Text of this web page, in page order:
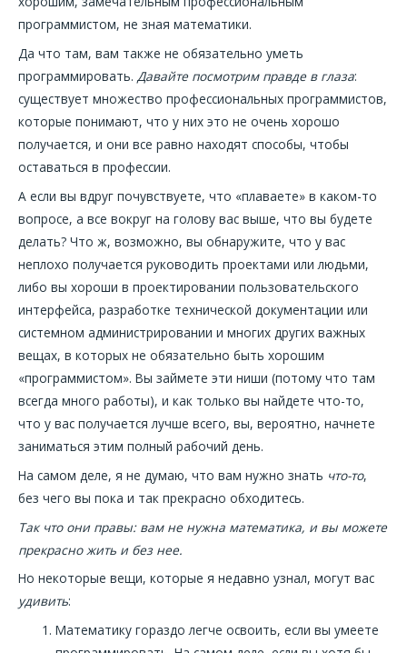
программистом, не зная математики.
Да что там, вам также не обязательно уметь
программировать. Давайте посмотрим правде в глаза:
существует множество профессиональных программистов,
которые понимают, что у них это не очень хорошо
получается, и они все равно находят способы, чтобы
оставаться в профессии.
А если вы вдруг почувствуете, что «плаваете» в каком-то
вопросе, а все вокруг на голову вас выше, что вы будете
делать? Что ж, возможно, вы обнаружите, что у вас
неплохо получается руководить проектами или людьми,
либо вы хороши в проектировании пользовательского
интерфейса, разработке технической документации или
системном администрировании и многих других важных
вещах, в которых не обязательно быть хорошим
«программистом». Вы займете эти ниши (потому что там
всегда много работы), и как только вы найдете что-то,
что у вас получается лучше всего, вы, вероятно, начнете
заниматься этим полный рабочий день.
На самом деле, я не думаю, что вам нужно знать что-то,
без чего вы пока и так прекрасно обходитесь.
Так что они правы: вам не нужна математика, и вы можете
прекрасно жить и без нее.
Но некоторые вещи, которые я недавно узнал, могут вас
удивить:
Математику гораздо легче освоить, если вы умеете